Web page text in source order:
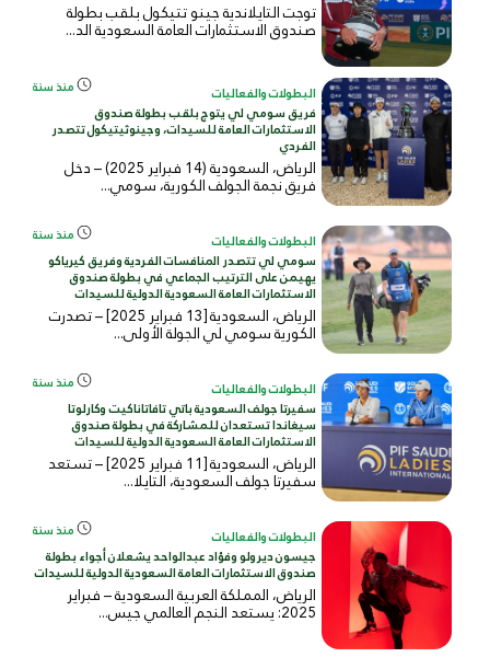
توجت التايلاندية جينو تتيكول بلقب بطولة
صندوق الاستثمارات العامة السعودية الد...
البطولات والفعاليات منذ سنة
فريق سومي لي يتوج بلقب بطولة صندوق
الاستثمارات العامة للسيدات، وجينوثيتيكول تتصدر
الفردي
الرياض، السعودية (14 فبراير 2025) – دخل
فريق نجمة الجولف الكورية، سومي...
البطولات والفعاليات منذ سنة
سومي لي تتصدر المنافسات الفردية وفريق كيرياكو
يهيمن على الترتيب الجماعي في بطولة صندوق
الاستثمارات العامة السعودية الدولية للسيدات
الرياض، السعودية [13 فبراير 2025] – تصدرت
الكورية سومي لي الجولة الأولى...
البطولات والفعاليات منذ سنة
سفيرتا جولف السعودية باتي تافاتاناكيت وكارلوتا
سيغاندا تستعدان للمشاركة في بطولة صندوق
الاستثمارات العامة السعودية الدولية للسيدات
الرياض، السعودية [11 فبراير 2025] – تستعد
سفيرتا جولف السعودية، التايلا...
البطولات والفعاليات منذ سنة
جيسون ديرولو وفؤاد عبدالواحد يشعلان أجواء بطولة
صندوق الاستثمارات العامة السعودية الدولية للسيدات
الرياض، المملكة العربية السعودية – فبراير
2025: يستعد النجم العالمي جيس...